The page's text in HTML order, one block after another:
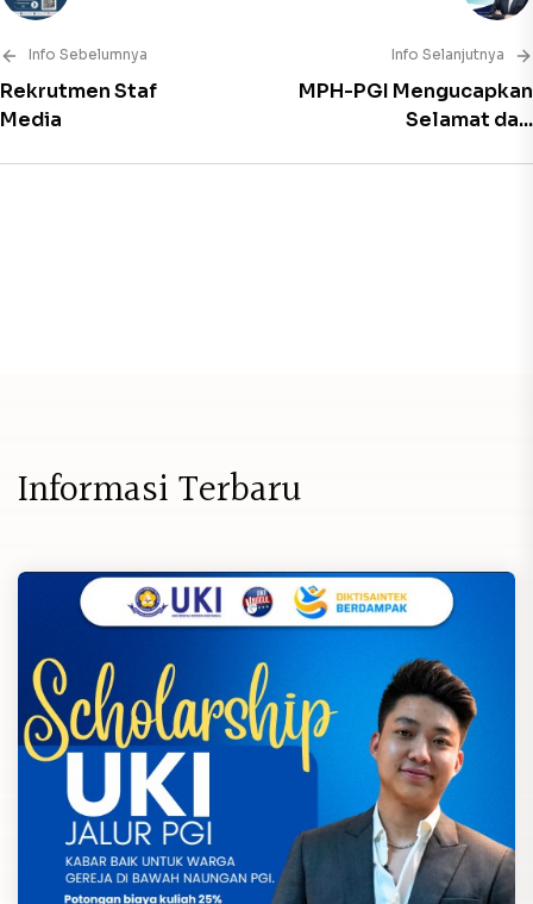
Info Sebelumnya
Rekrutmen Staf
Media
Info Selanjutnya
MPH-PGI Mengucapkan
Selamat da...
InformasiTerbaru